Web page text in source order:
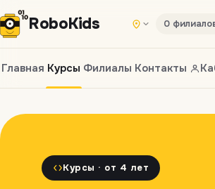
RoboKids 0
Главная Курсы Филиалы Контакты
Курсы · от 4 лет